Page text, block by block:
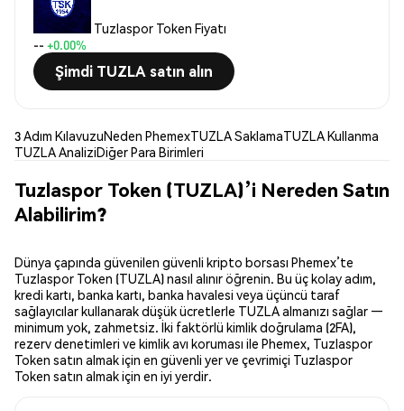
Tuzlaspor Token Fiyatı
-- +0.00%
Şimdi TUZLA satın alın
3 Adım KılavuzuNeden PhemexTUZLA SaklamaTUZLA Kullanma
TUZLA AnaliziDiğer Para Birimleri
Tuzlaspor Token (TUZLA)’i Nereden Satın
Alabilirim?
Dünya çapında güvenilen güvenli kripto borsası Phemex’te
Tuzlaspor Token (TUZLA) nasıl alınır öğrenin. Bu üç kolay adım,
kredi kartı, banka kartı, banka havalesi veya üçüncü taraf
sağlayıcılar kullanarak düşük ücretlerle TUZLA almanızı sağlar —
minimum yok, zahmetsiz. İki faktörlü kimlik doğrulama (2FA),
rezerv denetimleri ve kimlik avı koruması ile Phemex, Tuzlaspor
Token satın almak için en güvenli yer ve çevrimiçi Tuzlaspor
Token satın almak için en iyi yerdir.